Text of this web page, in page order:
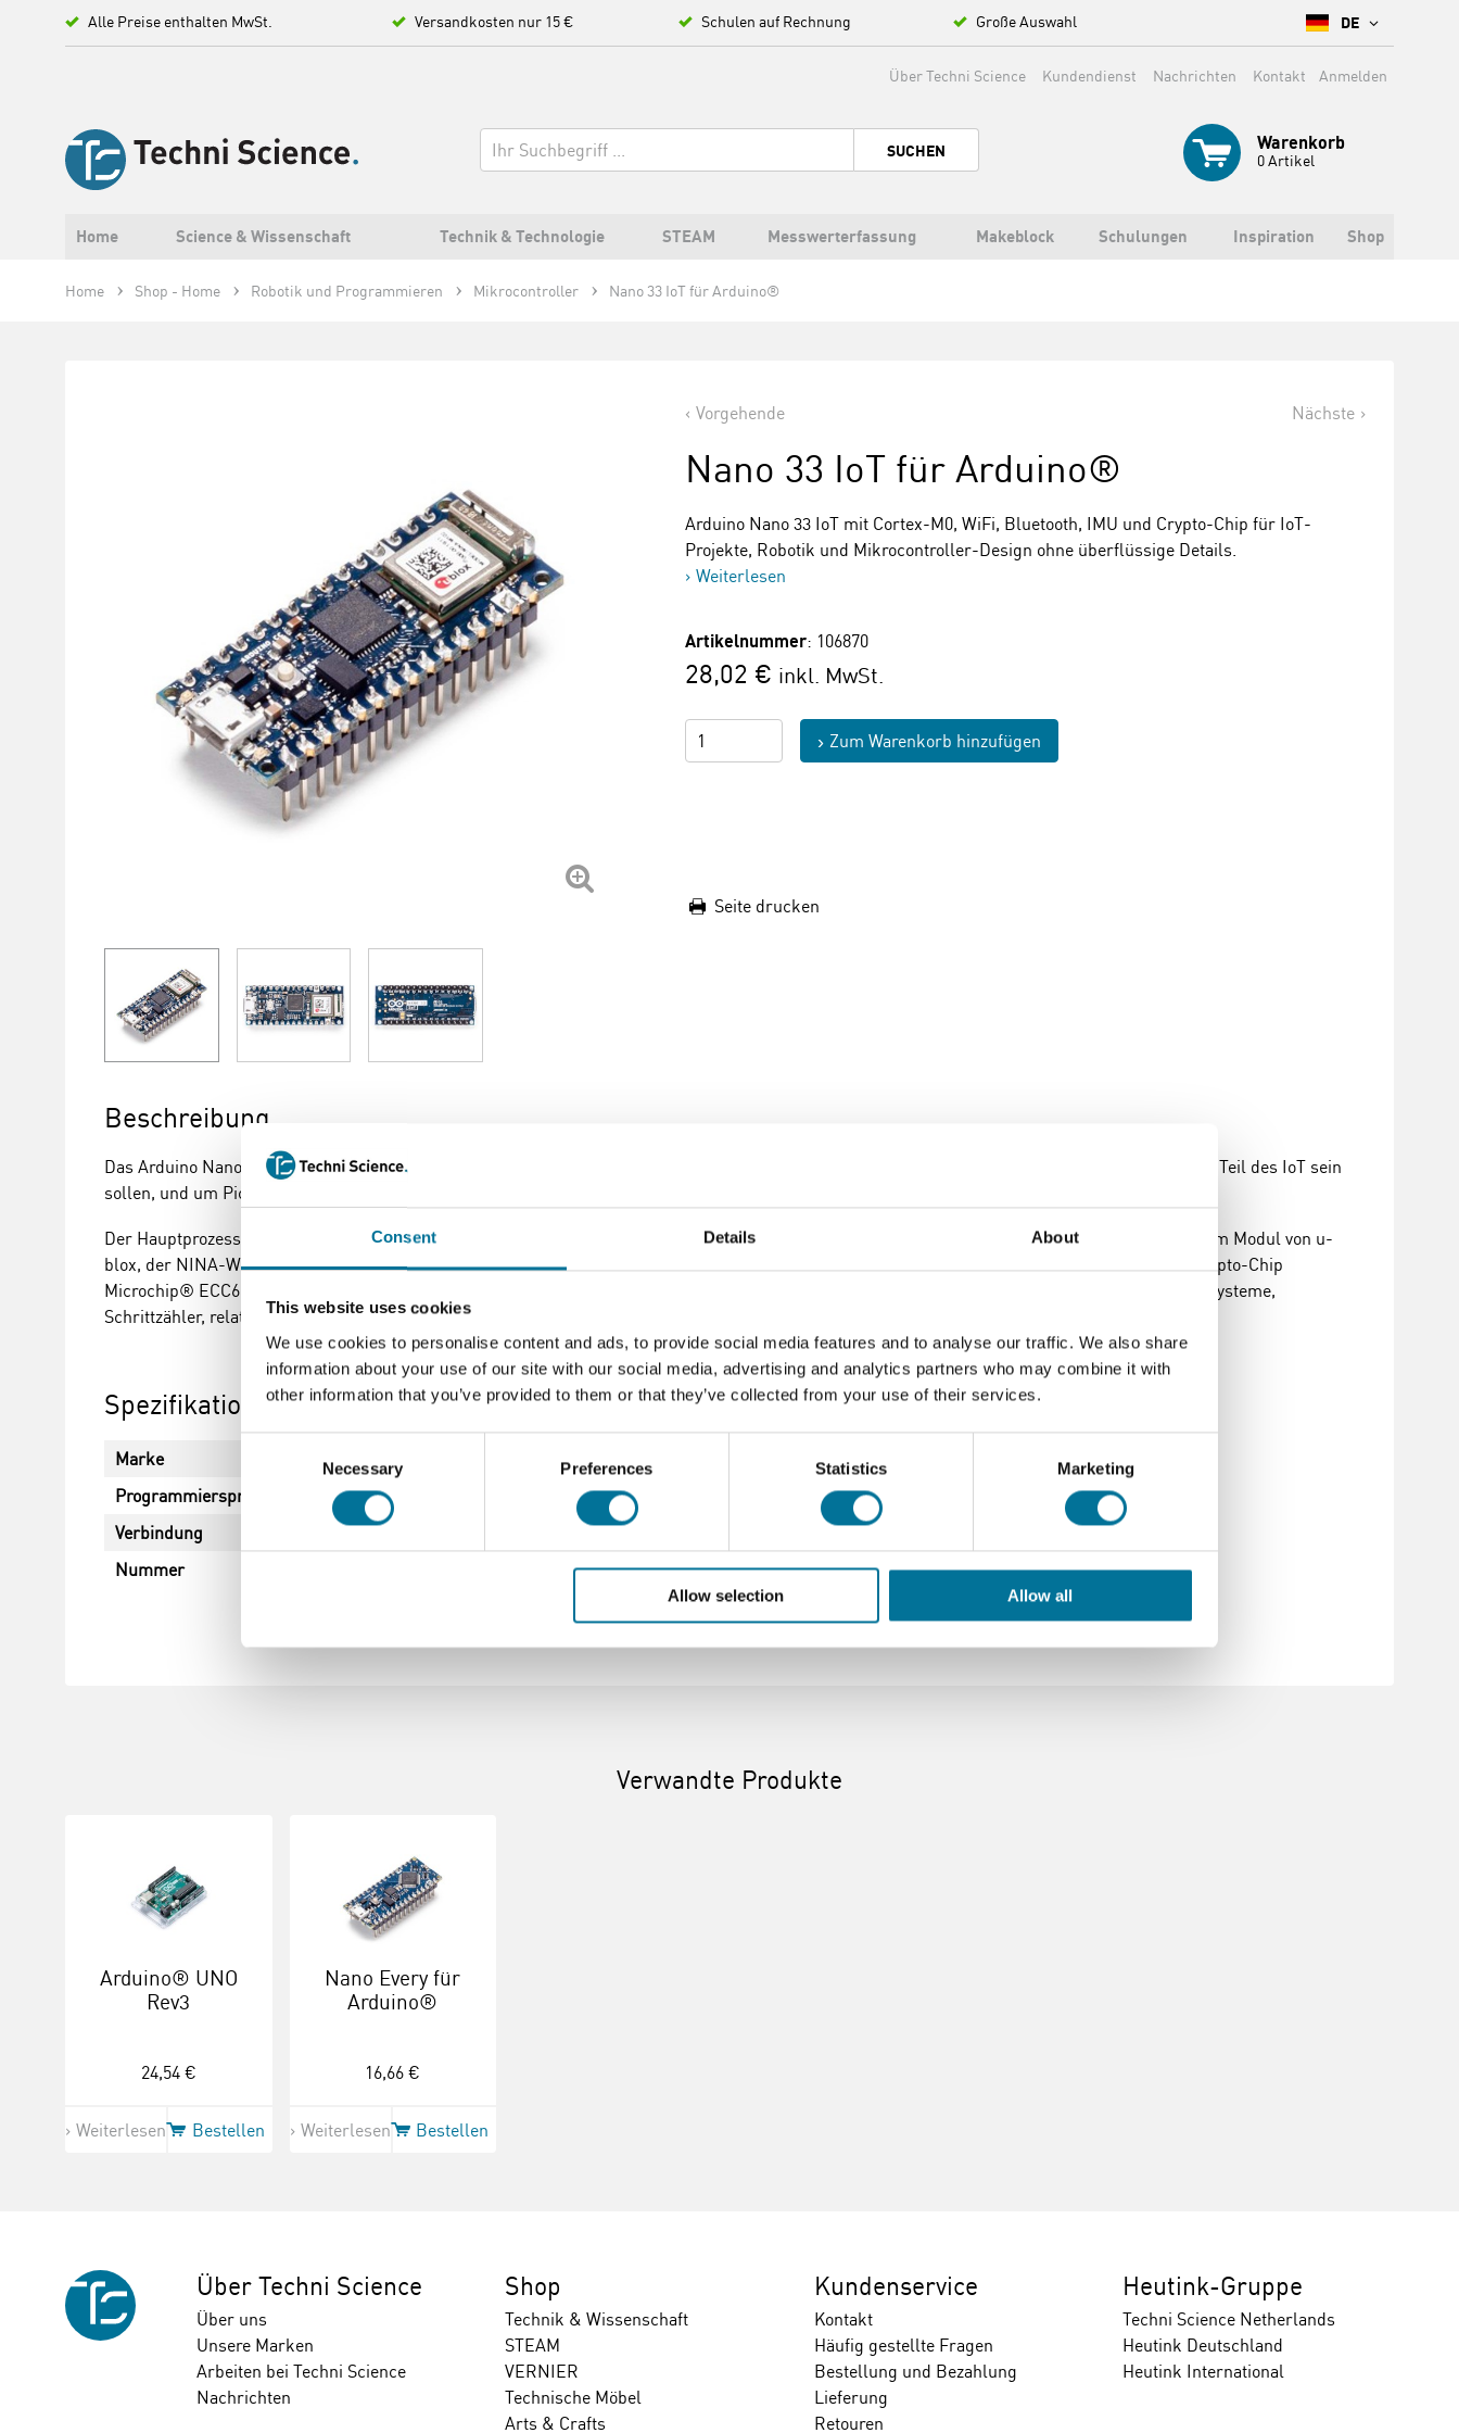
Consent Details About
This website uses cookies
We use cookies to personalise content and ads, to provide social media features and to analyse our traffic. We also share
information about your use of our site with our social media, advertising and analytics partners who may combine it with
other information that you’ve provided to them or that they’ve collected from your use of their services.
Necessary Preferences Statistics Marketing
Allow selection Allow all
Alle Preise enthalten MwSt. Versandkosten nur 15 € Schulen auf Rechnung Große Auswahl DE
Anmelden
Über Techni Science Kundendienst Nachrichten Kontakt
Warenkorb
0Artikel
SUCHEN
Home Science & Wissenschaft Technik & Technologie STEAM Messwerterfassung Makeblock Schulungen Inspiration Shop
Home Shop - Home Robotik und Programmieren Mikrocontroller Nano 33 IoT für Arduino®
Vorgehende Nächste
Nano 33 IoT für Arduino®
Arduino Nano 33 IoT mit Cortex-M0, WiFi, Bluetooth, IMU und Crypto-Chip für IoT-
Projekte, Robotik und Mikrocontroller-Design ohne überflüssige Details.
Weiterlesen
Artikelnummer: 106870
28,02 € inkl. MwSt.
Zum Warenkorb hinzufügen
Seite drucken
Beschreibung
Das Arduino Nano 33 IoT ist der einfachste und günstigste Ausgangspunkt, um bestehende Geräte zu verbessern und neue Geräte zu schaffen, die Teil des IoT sein
sollen, und um Pico-Netzwerk-Anwendungen zu entwerfen.
Der Hauptprozessor der Karte ist ein stromsparender Arm® Cortex®-M0 32-bit SAMD21. Die WiFi- und Bluetooth®-Konnektivität erfolgt mit einem Modul von u-
blox, der NINA-W10, einem Low-Power-Chipsatz, der im 2,4 GHz-Bereich arbeitet. Darüber hinaus wird die sichere Kommunikation durch den Krypto-Chip
Microchip® ECC608 gewährleistet. Darüber hinaus finden Sie eine 6-Achsen-IMU, wodurch sich diese Karte perfekt für einfache Vibrationsalarmsysteme,
Schrittzähler, relative Positionierung von Robotern usw. eignet.
Spezifikationen
Marke
Arduino®
Programmiersprache
Verbindung
Nummer
Verwandte Produkte
Arduino® UNO
Rev3
24,54 €
Weiterlesen Bestellen
Nano Every für
Arduino®
16,66 €
Weiterlesen Bestellen
Über Techni Science
Über uns
Unsere Marken
Arbeiten bei Techni Science
Nachrichten
Shop
Technik & Wissenschaft
STEAM
VERNIER
Technische Möbel
Arts & Crafts
Kundenservice
Kontakt
Häufig gestellte Fragen
Bestellung und Bezahlung
Lieferung
Retouren
Heutink-Gruppe
Techni Science Netherlands
Heutink Deutschland
Heutink International